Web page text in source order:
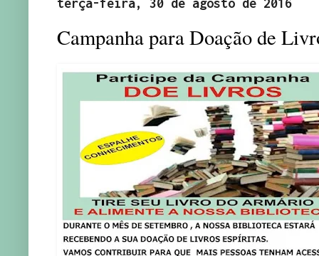
terça-feira, 30 de agosto de 2016
Campanha para Doação de